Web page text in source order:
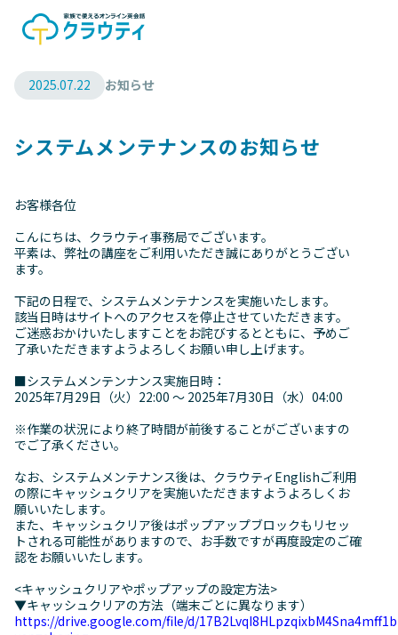
2025.07.22 お知らせ
システムメンテナンスのお知らせ
お客様各位
こんにちは、クラウティ事務局でございます。
平素は、弊社の講座をご利用いただき誠にありがとうござい
ます。
下記の日程で、システムメンテナンスを実施いたします。
該当日時はサイトへのアクセスを停止させていただきます。
ご迷惑おかけいたしますことをお詫びするとともに、予めご
了承いただきますようよろしくお願い申し上げます。
■システムメンテンナンス実施日時：
2025年7月29日（火）22:00 ～ 2025年7月30日（水）04:00
※作業の状況により終了時間が前後することがございますの
でご了承ください。
なお、システムメンテナンス後は、クラウティEnglishご利用
の際にキャッシュクリアを実施いただきますようよろしくお
願いいたします。
また、キャッシュクリア後はポップアップブロックもリセッ
トされる可能性がありますので、お手数ですが再度設定のご確
認をお願いいたします。
<キャッシュクリアやポップアップの設定方法>
▼キャッシュクリアの方法（端末ごとに異なります）
https://drive.google.com/file/d/